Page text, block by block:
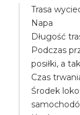
Trasa
Napa
Długość
Podczas
posiłki, a
Czas
Środek